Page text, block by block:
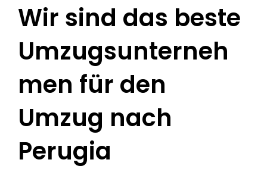
Wir sind das beste
Umzugsunterneh
men für den
Umzug nach
Perugia